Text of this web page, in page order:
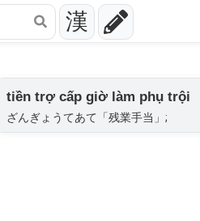
漢
tiền trợ cấp giờ làm phụ trội
ざんぎょうてあて「残業手当」;